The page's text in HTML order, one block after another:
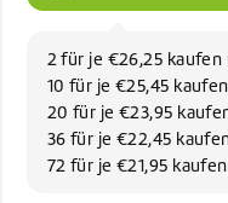
2 für je €26,25 kaufen
10 für je €25,45
20 für je €23,95
36 für je €22,45
72 für je €21,95